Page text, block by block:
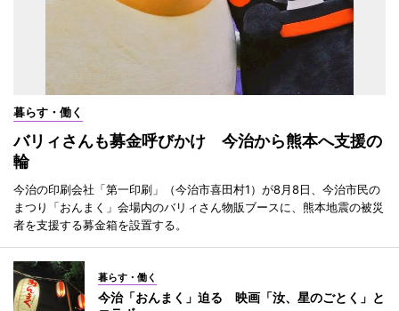
暮らす・働く
バリィさんも募金呼びかけ 今治から熊本へ支援の
輪
今治の印刷会社「第一印刷」（今治市喜田村1）が8月8日、今治市民の
まつり「おんまく」会場内のバリィさん物販ブースに、熊本地震の被災
者を支援する募金箱を設置する。
暮らす・働く
今治「おんまく」迫る 映画「汝、星のごとく」と